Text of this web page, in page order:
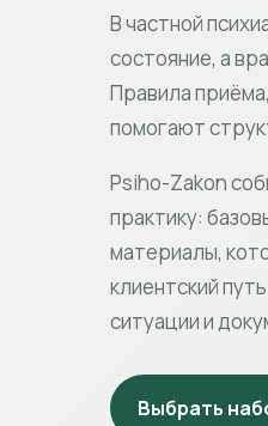
В частной
состояние, а
Правила
помогают
Psiho-Zakon
практику:
материалы,
клиентский
ситуации и
Выбрать